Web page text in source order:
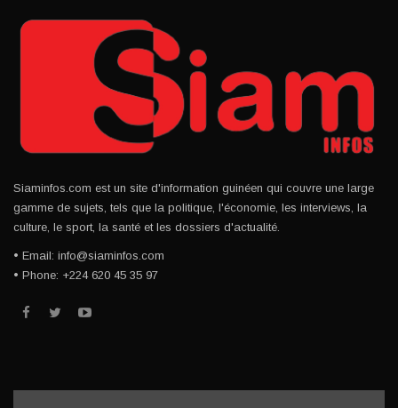
Siaminfos.com est un site d'information guinéen qui couvre une large
gamme de sujets, tels que la politique, l'économie, les interviews, la
culture, le sport, la santé et les dossiers d'actualité.
• Email: info@siaminfos.com
• Phone: +224 620 45 35 97